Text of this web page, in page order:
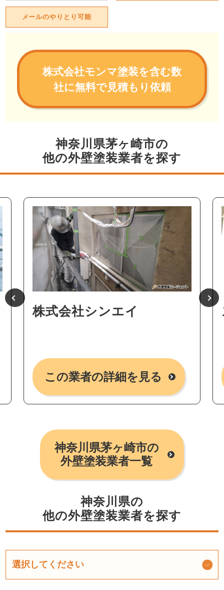
メールのやりとり可能
株式会社モンマ塗装を含む数
社に無料で見積もり依頼
神奈川県茅ヶ崎市の
他の外壁塗装業者を探す
株式会社シンエイ
この業者の詳細を見る
神奈川県茅ヶ崎市の
外壁塗装業者一覧
神奈川県の
他の外壁塗装業者を探す